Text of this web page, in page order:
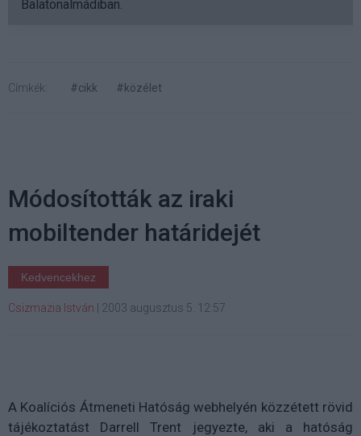
Balatonalmádiban.
Címkék: #cikk #közélet
Módosították az iraki
mobiltender határidejét
Kedvencekhez
Csizmazia István 2003 augusztus 5. 12:57
A Koalíciós Átmeneti Hatóság webhelyén közzétett rövid
tájékoztatást Darrell Trent jegyezte, aki a hatóság